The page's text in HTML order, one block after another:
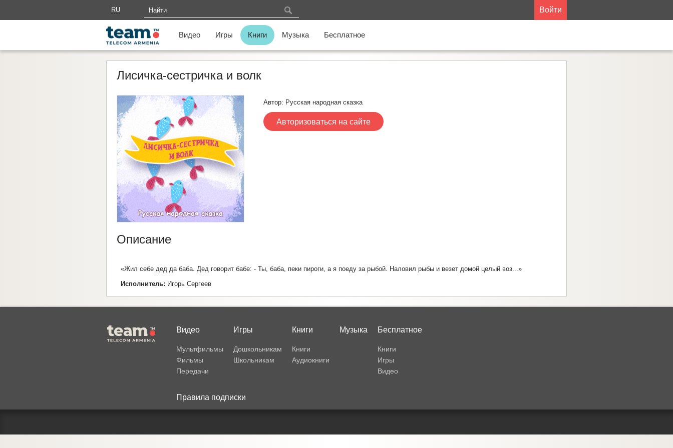
Войти
RU
AM
Видео Игры Книги Музыка Бесплатное
Лисичка-сестричка и волк
Автор: Русская народная сказка
Авторизоваться на сайте
Описание
«Жил себе дед да баба. Дед говорит бабе: - Ты, баба, пеки пироги, а я поеду за рыбой. Наловил рыбы и везет домой целый воз...»
Исполнитель: Игорь Сергеев
Видео
Мультфильмы
Фильмы
Передачи
Игры
Дошкольникам
Школьникам
Книги
Книги
Аудиокниги
Музыка Бесплатное
Книги
Игры
Видео
Правила подписки